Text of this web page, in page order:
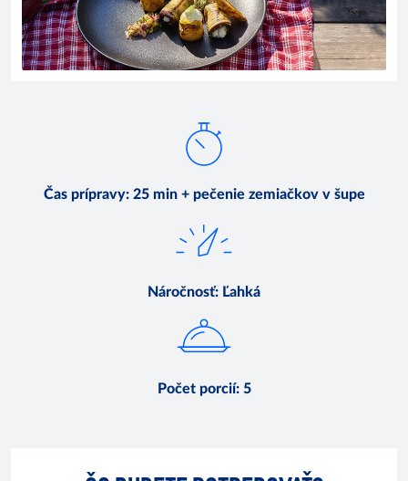
Čas prípravy: 25 min + pečenie zemiačkov v šupe
Náročnosť: Ľahká
Počet porcií: 5